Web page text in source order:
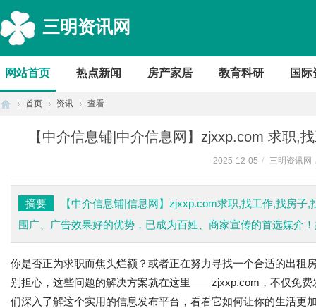
三明资讯网
网站首页 热点新闻 房产家居 教育科研 国际
首页 资讯 查看
【中介信息铺|中介信息网】zjxxp.com 求职,
2025-12-05 / 三明资讯网
摘要
【中介信息铺|信息网】zjxxp.com求职,找工作,找房
围广、广告效果好的优势，已成为百姓、商家宣传的首选媒介
你是否正为求职而焦头烂额？或者正在努力寻找一个合适的出租
别担心，这些问题的解决方案就在这里——zjxxp.com，不仅免
们深入了解这个实用的信息发布平台，看看它如何让你的生活更